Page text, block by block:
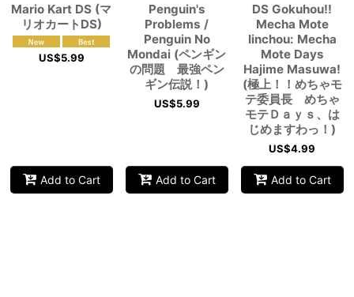
Mario Kart DS (マ
リオカートDS)
US$5.99
Add to Cart
Penguin's
Problems /
Penguin No
Mondai (ペンギン
の問題 最強ペン
ギン伝説！)
US$5.99
Add to Cart
DS Gokuhou!!
Mecha Mote
Iinchou: Mecha
Mote Days
Hajime Masuwa!
(極上！！めちゃモ
テ委員長 めちゃ
モテＤａｙｓ、は
じめますわっ！)
US$4.99
Add to Cart